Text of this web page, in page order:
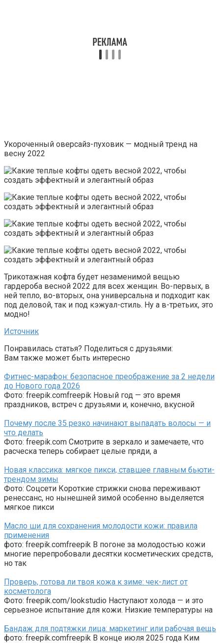
Укороченный оверсайз-пуховик — модный тренд на
весну 2022
Трикотажная кофта будет незаменимой вещью
гардероба весной 2022 для всех женщин. Во-первых, в
ней тепло, во-вторых, она универсальна и подходит как
под деловой, так и под кэжуал-стиль. Ну а в-третьих, это
модно!
Источник
Понравилась статья? Поделиться с друзьями:
Вам также может быть интересно
Фитнес-марафон: безопасное преображение за 2 недели
до Нового года 2026
Фото: freepik.comfreepik Новый год — это время
праздников, встреч с друзьями и, конечно, вкусной
Почему после 35 резко начинают выпадать волосы — и
что делать
Фото: freepik.com Смотрите в зеркало и замечаете, что
расческа теперь собирает целые пряди, а
Новая классика: мягкое пикси, ставшее главным бьюти-
трендом зимы
Фото: Соцсети Короткие стрижки снова переживают
ренессанс, но нынешней зимой особенно выделяется
мягкое пикси
Масло ши для сохранения молодости кожи: правила
применения
фото: freepik.comfreepik В погоне за молодостью кожи
многие перепробовали десятки косметических средств,
но так
Проверь, готова ли твоя кожа к зиме: чек-лист от
косметолога
Фото: freepik.com/lookstudio Наступают холода — и это
серьезное испытание для кожи. Низкие температуры на
Бандаж для подтяжки лица: маркетинг или рабочая вещь
фото: freepik.comfreepik В конце июля 2025 года Ким